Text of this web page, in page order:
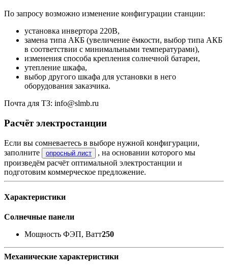
По запросу возможно изменение конфигурации станции:
установка инвертора 220В,
замена типа АКБ (увеличение ёмкости, выбор типа АКБ
в соответствии с минимальными температурами),
изменения способа крепления солнечной батареи,
утепление шкафа,
выбор другого шкафа для установки в него
оборудования заказчика.
Почта для ТЗ: info@slmb.ru
Расчёт электростанции
Если вы сомневаетесь в выборе нужной конфигурации,
заполните
опросный лист
, на основании которого мы
произведём расчёт оптимальной электростанции и
подготовим коммерческое предложение.
Характеристики
Солнечные панели
Мощность ФЭП, Ватт250
Механические характеристики